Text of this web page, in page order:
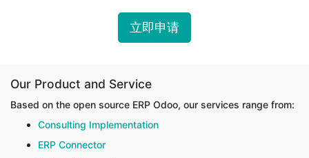
立即申请
Our Product and Service
Based on the open source ERP Odoo, our services range from:
Consulting Implementation
ERP Connector